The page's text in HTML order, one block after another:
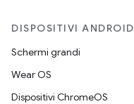
DISPOSITIVI ANDROID
Schermi grandi
Wear OS
Dispositivi ChromeOS